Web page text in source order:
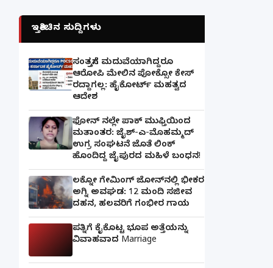
ಇತ್ತೀಚಿನ ಸುದ್ದಿಗಳು
ಸಂತ್ರಸ್ತೆಗೆ ಮದುವೆಯಾಗಿದ್ದರೂ
ಆರೋಪಿ ಮೇಲಿನ ಪೋಕ್ಸೋ ಕೇಸ್
ರದ್ದಾಗಲ್ಲ: ಹೈಕೋರ್ಟ್ ಮಹತ್ವದ
ಆದೇಶ
ಫೋನ್ ನಲ್ಲೇ ಪಾಕ್ ಮುಫ್ತಿಯಿಂದ
ಮತಾಂತರ: ಜೈಶ್-ಎ-ಮೊಹಮ್ಮದ್
ಉಗ್ರ ಸಂಘಟನೆ ಜೊತೆ ಲಿಂಕ್
ಹೊಂದಿದ್ದ ಜೈಪುರದ ಮಹಿಳೆ ಬಂಧನ!
ಲಕ್ನೋ ಗೇಮಿಂಗ್ ಜೋನ್‌ನಲ್ಲಿ ಭೀಕರ
ಅಗ್ನಿ ಅವಘಡ: 12 ಮಂದಿ ಸಜೀವ
ದಹನ, ಹಲವರಿಗೆ ಗಂಭೀರ ಗಾಯ
ಪತ್ನಿಗೆ ಕೈಕೊಟ್ಟ ಭೂಪ ಅತ್ತೆಯನ್ನು
ವಿವಾಹವಾದ Marriage